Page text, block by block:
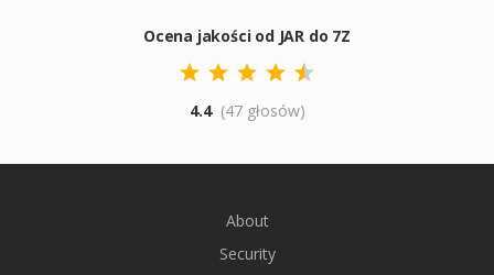
Ocena jakości od JAR do 7Z
4.4 (47 głosów)
About
Security